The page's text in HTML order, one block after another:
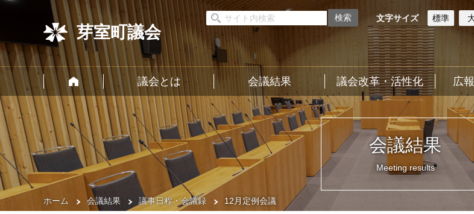
芽室町議会
文字サイズ 標準
議会とは 会議結果 議会改革・活性化 広
会議結果
Meeting results
ホーム 会議結果 議事日程・会議録 12月定例会議